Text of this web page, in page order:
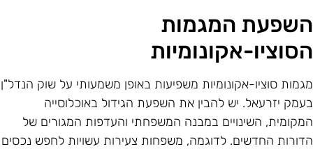
המגמות
אקונומיות
סוציו-אקונומיות משפיעות באופן משמעותי על שוק הנדל"ן
יזרעאל. יש להבין את השפעת הגידול באוכלוסייה
השינויים במבנה המשפחתי והעדפות המגורים של
החדשים. לדוגמה, משפחות צעירות עשויות לחפש נכסים